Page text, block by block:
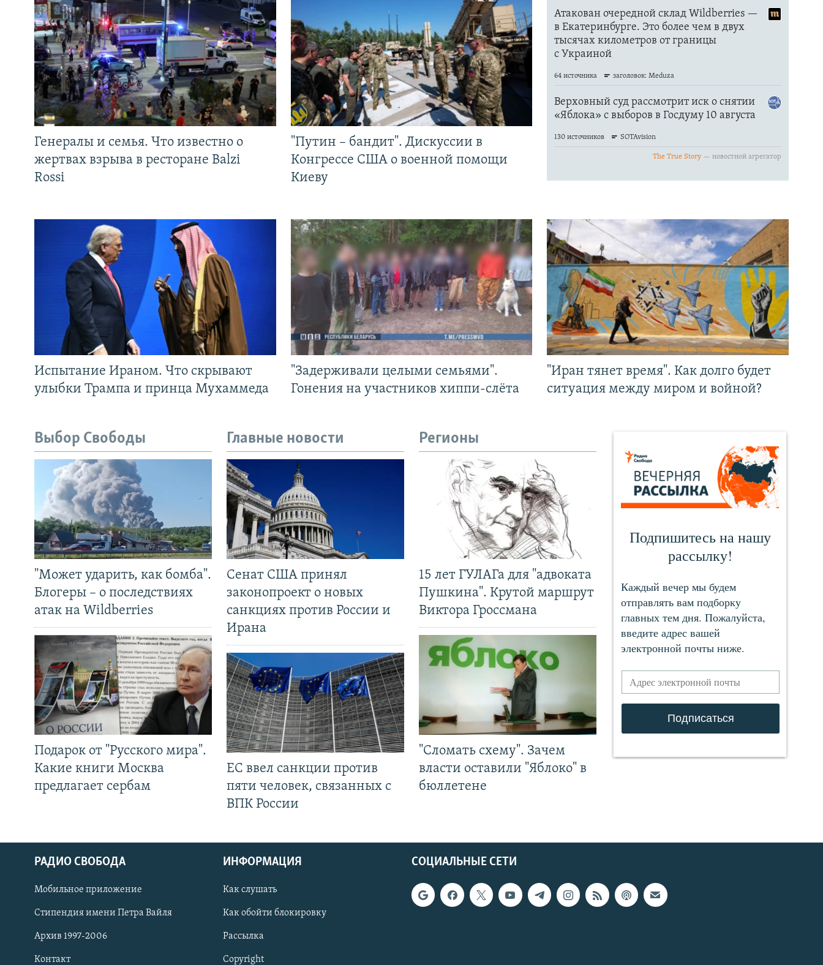
СОЦИАЛЬНЫЕ СЕТИ
Генералы и семья. Что известно о
жертвах взрыва в ресторане Balzi
Rossi
"Путин – бандит". Дискуссии в
Конгрессе США о военной помощи
Киеву
Испытание Ираном. Что скрывают
улыбки Трампа и принца Мухаммеда
"Задерживали целыми семьями".
Гонения на участников хиппи-слёта
"Иран тянет время". Как долго будет
ситуация между миром и войной?
Выбор Свободы
"Может ударить, как бомба".
Блогеры – о последствиях
атак на Wildberries
Подарок от "Русского мира".
Какие книги Москва
предлагает сербам
Главные новости
Сенат США принял
законопроект о новых
санкциях против России и
Ирана
ЕС ввел санкции против
пяти человек, связанных с
ВПК России
Регионы
15 лет ГУЛАГа для "адвоката
Пушкина". Крутой маршрут
Виктора Гроссмана
"Сломать схему". Зачем
власти оставили "Яблоко" в
бюллетене
СОЦИАЛЬНЫЕ СЕТИ
РАДИО СВОБОДА
Мобильное приложение
Стипендия имени Петра Вайля
Архив 1997-2006
Контакт
ИНФОРМАЦИЯ
Как слушать
Как обойти блокировку
Рассылка
Copyright